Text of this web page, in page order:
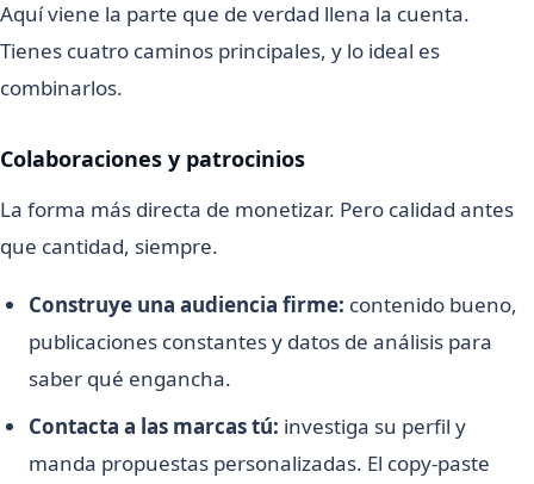
Aquí viene la parte que de verdad llena la cuenta.
Tienes cuatro caminos principales, y lo ideal es
combinarlos.
Colaboraciones y patrocinios
La forma más directa de monetizar. Pero calidad antes
que cantidad, siempre.
Construye una audiencia firme: contenido bueno,
publicaciones constantes y datos de análisis para
saber qué engancha.
Contacta a las marcas tú: investiga su perfil y
manda propuestas personalizadas. El copy-paste